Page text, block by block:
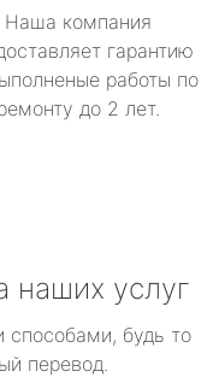
Наша компания
гарантию
работы по
до 2 лет.
наших услуг
будь то
перевод.